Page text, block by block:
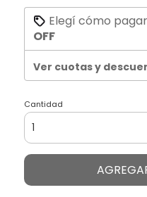
Elegí cómo
OFF
Ver cuotas y
Cantidad